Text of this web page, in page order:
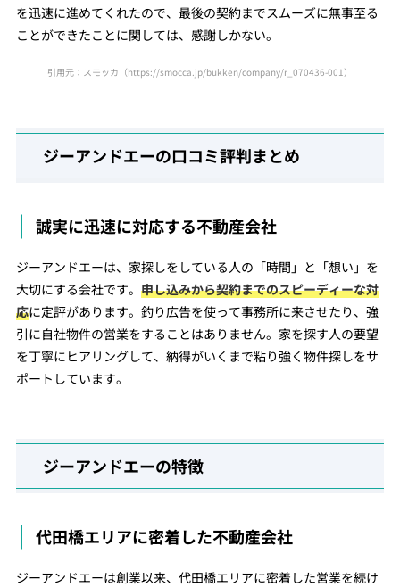
を迅速に進めてくれたので、最後の契約までスムーズに無事至る
ことができたことに関しては、感謝しかない。
引用元：スモッカ （https://smocca.jp/bukken/company/r_070436-001）
ジーアンドエーの口コミ評判まとめ
誠実に迅速に対応する不動産会社
ジーアンドエーは、家探しをしている人の「時間」と「想い」を
大切にする会社です。 申し込みから契約までのスピーディーな対
応に定評があります。釣り広告を使って事務所に来させたり、強
引に自社物件の営業をすることはありません。家を探す人の要望
を丁寧にヒアリングして、納得がいくまで粘り強く物件探しをサ
ポートしています。
ジーアンドエーの特徴
代田橋エリアに密着した不動産会社
ジーアンドエーは創業以来、代田橋エリアに密着した営業を続け